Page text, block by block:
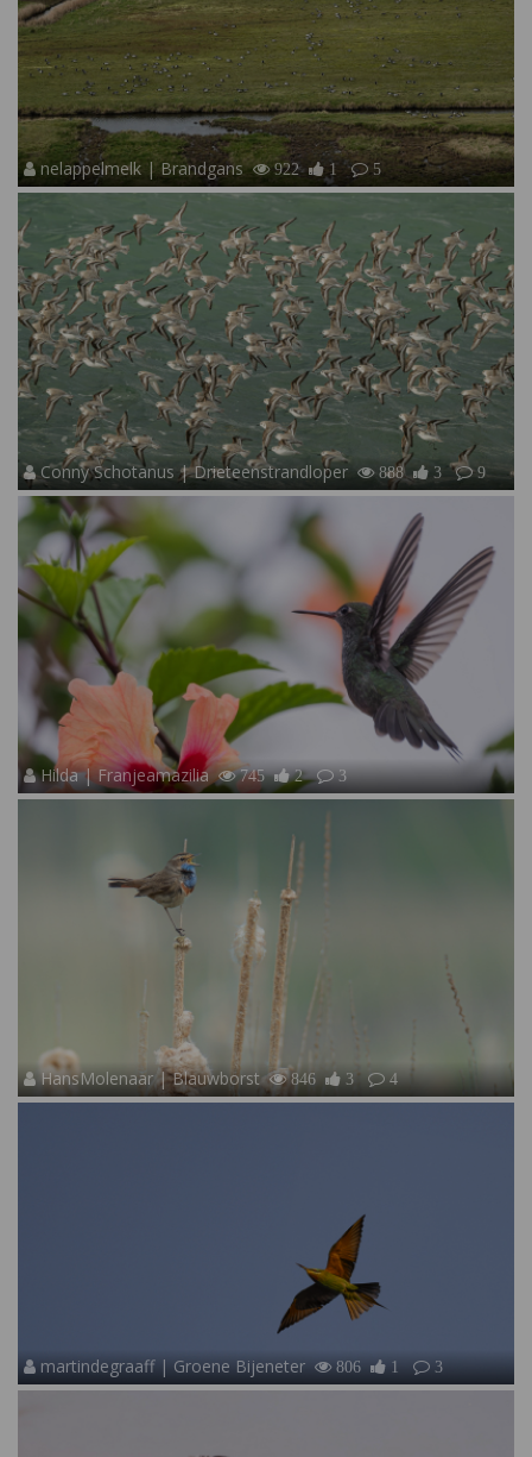
nelappelmelk | Brandgans 922 1 5
Conny Schotanus | Drieteenstrandloper 888 3 9
Hilda | Franjeamazilia 745 2 3
HansMolenaar | Blauwborst 846 3 4
martindegraaff | Groene Bijeneter 806 1 3